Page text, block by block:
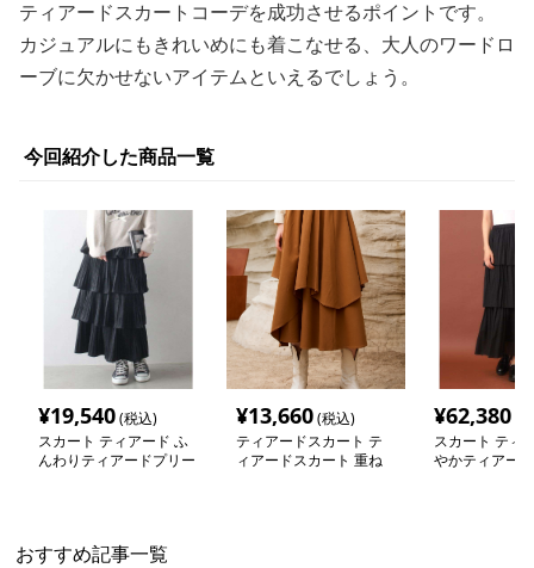
ティアードスカートコーデを成功させるポイントです。
カジュアルにもきれいめにも着こなせる、大人のワードロ
ーブに欠かせないアイテムといえるでしょう。
今回紹介した商品一覧
¥19,540(税込)
スカート ティアード ふ
んわりティアードプリー
¥13,660(税込)
ティアードスカート テ
ィアードスカート 重ね
¥62,380
スカート ティ
やかティアー
おすすめ記事一覧